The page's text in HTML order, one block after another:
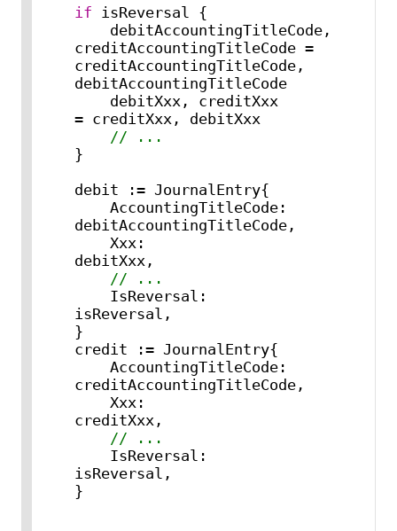
if isReversal {
creditAccountingTitleCode =
creditAccountingTitleCode,
debitAccountingTitleCode
= creditXxx, debitXxx
// ...
}
debit := JournalEntry{
debitAccountingTitleCode,
debitXxx,
// ...
isReversal,
}
credit := JournalEntry{
creditAccountingTitleCode,
creditXxx,
// ...
isReversal,
}